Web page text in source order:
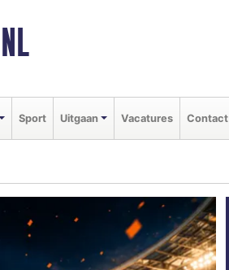
Sport Uitgaan Vacatures Contact